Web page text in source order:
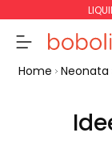
Home Neonata